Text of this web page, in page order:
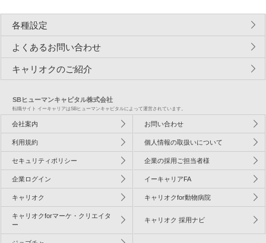
各種設定
よくあるお問い合わせ
キャリオクのご紹介
SBヒューマンキャピタル株式会社
転職サイト イーキャリアはSBヒューマンキャピタルによって運営されています。
会社案内 お問い合わせ
利用規約 個人情報の取扱いについて
セキュリティポリシー 企業の採用ご担当者様
企業ログイン イーキャリアFA
キャリオク キャリオクfor動物病院
キャリオクforマーケ・クリエイタ
ー
キャリオク 採用ナビ